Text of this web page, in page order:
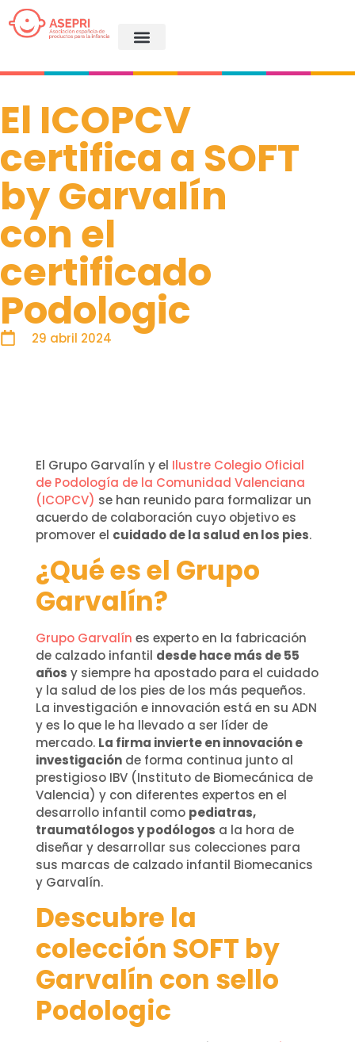
El ICOPCV
certifica a SOFT
by Garvalín
con el
certificado
Podologic
29 abril 2024
El Grupo Garvalín y el Ilustre Colegio Oficial
de Podología de la Comunidad Valenciana
(ICOPCV) se han reunido para formalizar un
acuerdo de colaboración cuyo objetivo es
promover el cuidado de la salud en los pies.
¿Qué es el Grupo
Garvalín?
Grupo Garvalín es experto en la fabricación
de calzado infantil desde hace más de 55
años y siempre ha apostado para el cuidado
y la salud de los pies de los más pequeños.
La investigación e innovación está en su ADN
y es lo que le ha llevado a ser líder de
mercado. La firma invierte en innovación e
investigaciónde forma continua junto al
prestigioso IBV (Instituto de Biomecánica de
Valencia) y con diferentes expertos en el
desarrollo infantil como pediatras,
traumatólogos y podólogos a la hora de
diseñar y desarrollar sus colecciones para
sus marcas de calzado infantil Biomecanics
y Garvalín.
Descubre la
colección SOFT by
Garvalín con sello
Podologic